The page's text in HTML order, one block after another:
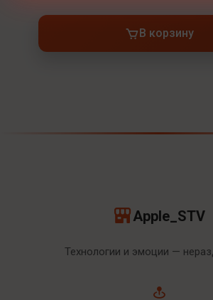
В корзину
Apple_STV
Технологии и эмоции —